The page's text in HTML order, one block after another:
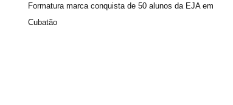
Formatura marca conquista de 50 alunos da EJA em
Cubatão